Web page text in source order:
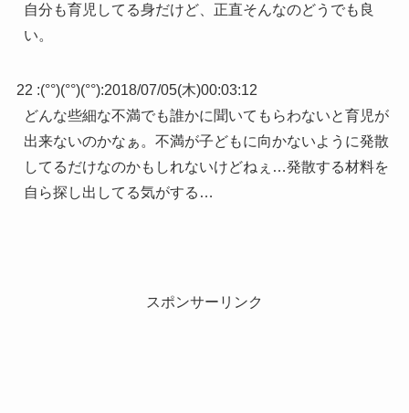
自分も育児してる身だけど、正直そんなのどうでも良
い。
22 :(°°)(°°)(°°):2018/07/05(木)00:03:12
どんな些細な不満でも誰かに聞いてもらわないと育児が
出来ないのかなぁ。不満が子どもに向かないように発散
してるだけなのかもしれないけどねぇ…発散する材料を
自ら探し出してる気がする…
スポンサーリンク